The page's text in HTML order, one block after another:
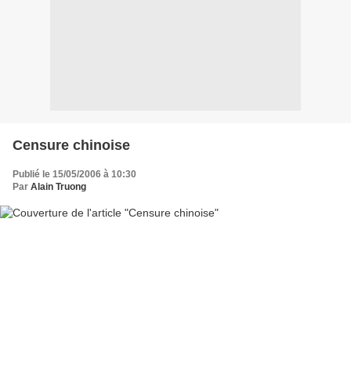
Censure chinoise
Publié le 15/05/2006 à 10:30
Par Alain Truong